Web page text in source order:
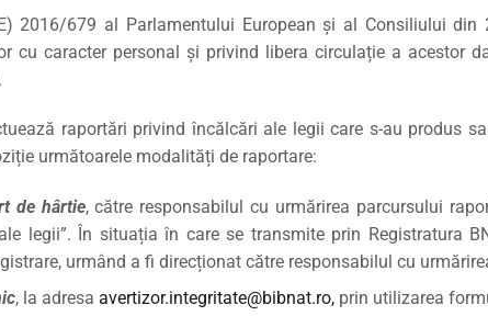
2016/679 al Parlamentului European și al Consiliului
cu caracter personal și privind libera circulație a acestor
raportări privind încălcări ale legii care s-au produs
următoarele modalități de raportare:
de hârtie, către responsabilul cu urmărirea parcursului
legii”. În situația în care se transmite prin Registratura
urmând a fi direcționat către responsabilul cu
, la adresa avertizor.integritate@bibnat.ro, prin utilizarea